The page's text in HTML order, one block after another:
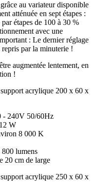
au variateur disponible
atténuée en sept étapes :
étapes de 100 à 30 %
avec une
: Le dernier réglage
par la minuterie !
augmentée lentement, en
!
acrylique 200 x 60 x
- 240V 50/60Hz
W
8 000 K
lumens
20 cm de large
acrylique 250 x 60 x